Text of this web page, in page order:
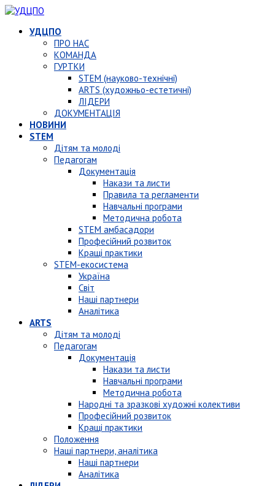
УДЦПО
ПРО НАС
КОМАНДА
ГУРТКИ
STEM (науково-технічні)
ARTS (художньо-естетичні)
ЛІДЕРИ
ДОКУМЕНТАЦІЯ
НОВИНИ
STEM
Дітям та молоді
Педагогам
Документація
Накази та листи
Правила та регламенти
Навчальні програми
Методична робота
STEM амбасадори
Професійний розвиток
Кращі практики
STEM-екосистема
Україна
Світ
Наші партнери
Аналітика
ARTS
Дітям та молоді
Педагогам
Документація
Накази та листи
Навчальні програми
Методична робота
Народні та зразкові художні колективи
Професійний розвиток
Кращі практики
Положення
Наші партнери, аналітика
Наші партнери
Аналітика